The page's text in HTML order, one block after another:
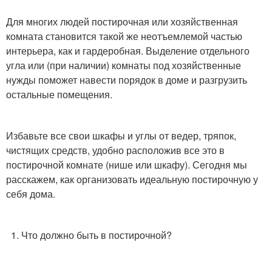
Для многих людей постирочная или хозяйственная
комната становится такой же неотъемлемой частью
интерьера, как и гардеробная. Выделение отдельного
угла или (при наличии) комнаты под хозяйственные
нужды поможет навести порядок в доме и разгрузить
остальные помещения.
Избавьте все свои шкафы и углы от ведер, тряпок,
чистящих средств, удобно расположив все это в
постирочной комнате (нише или шкафу). Сегодня мы
расскажем, как организовать идеальную постирочную у
себя дома.
1. Что должно быть в постирочной?